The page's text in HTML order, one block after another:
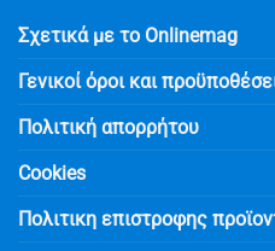
Σχετικά με το Onlinemag
Γενικοί όροι και
Πολιτική απορρήτου
Cookies
Πολιτικη επιστροφης